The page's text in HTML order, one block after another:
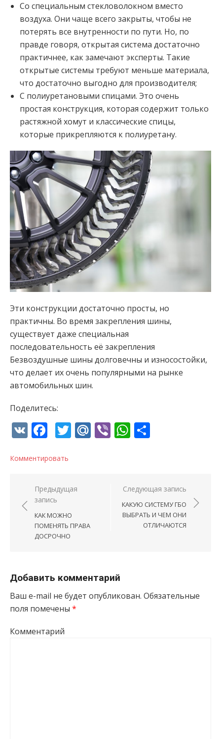
Со специальным стекловолокном вместо
воздуха. Они чаще всего закрыты, чтобы не
потерять все внутренности по пути. Но, по
правде говоря, открытая система достаточно
практичнее, как замечают эксперты. Такие
открытые системы требуют меньше материала,
что достаточно выгодно для производителя;
С полиуретановыми спицами. Это очень
простая конструкция, которая содержит только
растяжной хомут и классические спицы,
которые прикрепляются к полиуретану.
Эти конструкции достаточно просты, но
практичны. Во время закрепления шины,
существует даже специальная
последовательность её закрепления
Безвоздушные шины долговечны и износостойки,
что делает их очень популярными на рынке
автомобильных шин.
Поделитесь:
VK Facebook
Twitter
Mail.Ru
ViberWhatsApp
Комментировать
Навигация по записям
Предыдущая
запись
КАК МОЖНО
ПОМЕНЯТЬ ПРАВА
ДОСРОЧНО
Следующая запись
КАКУЮ СИСТЕМУ ГБО
ВЫБРАТЬ И ЧЕМ ОНИ
ОТЛИЧАЮТСЯ
Добавить комментарий
Ваш e-mail не будет опубликован. Обязательные
поля помечены *
Комментарий